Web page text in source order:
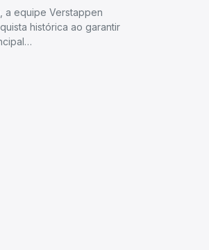
a equipe Verstappen
histórica ao garantir